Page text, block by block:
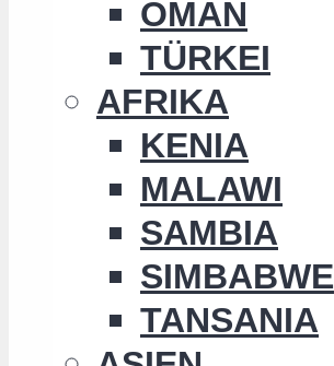
OMAN
TÜRKEI
AFRIKA
KENIA
MALAWI
SAMBIA
SIMBABWE
TANSANIA